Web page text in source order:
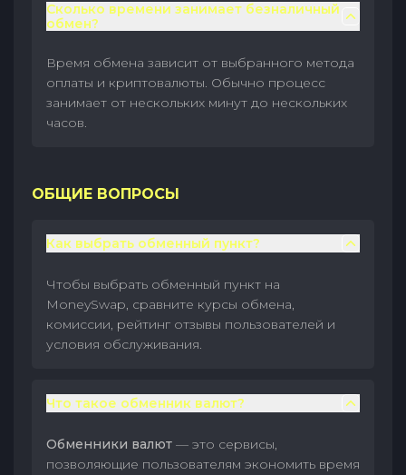
Сколько времени занимает безналичный
обмен?
Время обмена зависит от выбранного метода
оплаты и криптовалюты. Обычно процесс
занимает от нескольких минут до нескольких
часов.
ОБЩИЕ ВОПРОСЫ
Как выбрать обменный пункт?
Чтобы выбрать обменный пункт на
MoneySwap, сравните курсы обмена,
комиссии, рейтинг отзывы пользователей и
условия обслуживания.
Что такое обменник валют?
Обменники валют — это сервисы,
позволяющие пользователям экономить время